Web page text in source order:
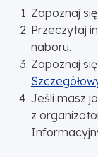
Zapoznaj
Przeczytaj
naboru.
Zapoznaj
Jeśli masz
z